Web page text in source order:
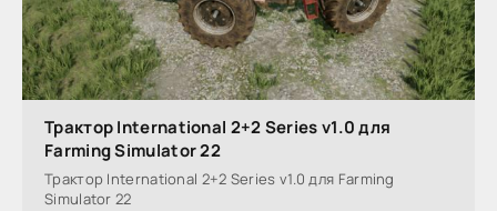
Трактор International 2+2 Series v1.0 для
Farming Simulator 22
Трактор International 2+2 Series v1.0 для Farming
Simulator 22